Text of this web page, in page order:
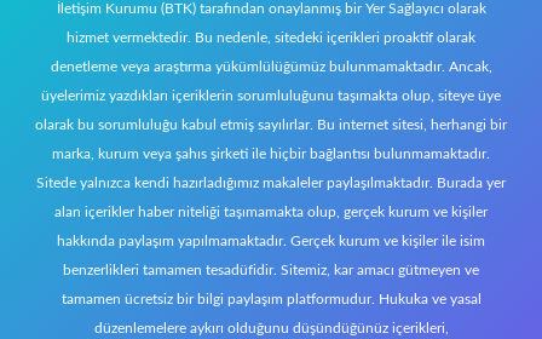
İletişim Kurumu (BTK) tarafından onaylanmış bir Yer Sağlayıcı olarak
hizmet vermektedir. Bu nedenle, sitedeki içerikleri proaktif olarak
denetleme veya araştırma yükümlülüğümüz bulunmamaktadır. Ancak,
üyelerimiz yazdıkları içeriklerin sorumluluğunu taşımakta olup, siteye üye
olarak bu sorumluluğu kabul etmiş sayılırlar. Bu internet sitesi, herhangi bir
marka, kurum veya şahıs şirketi ile hiçbir bağlantısı bulunmamaktadır.
Sitede yalnızca kendi hazırladığımız makaleler paylaşılmaktadır. Burada yer
alan içerikler haber niteliği taşımamakta olup, gerçek kurum ve kişiler
hakkında paylaşım yapılmamaktadır. Gerçek kurum ve kişiler ile isim
benzerlikleri tamamen tesadüfidir. Sitemiz, kar amacı gütmeyen ve
tamamen ücretsiz bir bilgi paylaşım platformudur. Hukuka ve yasal
düzenlemelere aykırı olduğunu düşündüğünüz içerikleri,